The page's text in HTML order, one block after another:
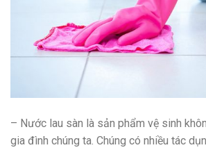
– Nước lau sàn là sản phẩm vệ sinh
gia đình chúng ta. Chúng có nhiều tác